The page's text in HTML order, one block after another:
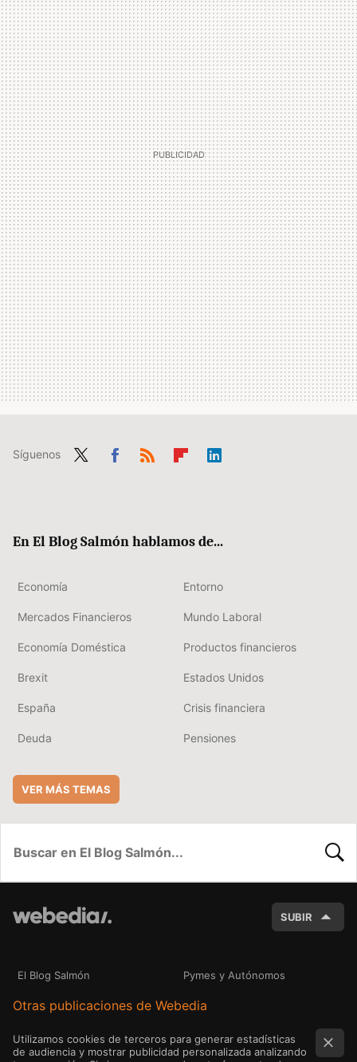
Síguenos
En El Blog Salmón hablamos de...
Economía Entorno
Mercados Financieros Mundo Laboral
Economía Doméstica Productos financieros
Brexit Estados Unidos
España Crisis financiera
Deuda Pensiones
VER MÁS TEMAS
SUBIR
El Blog Salmón Pymes y Autónomos
Otras publicaciones de Webedia
Utilizamos cookies de terceros para generar estadísticas
de audiencia y mostrar publicidad personalizada analizando